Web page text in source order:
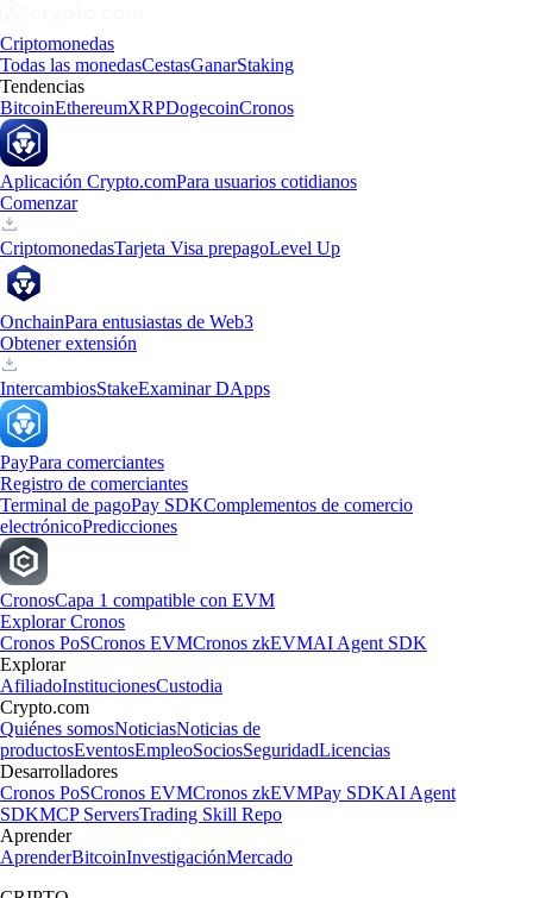
Criptomonedas
Todas las monedasCestasGanarStaking
Tendencias
BitcoinEthereumXRPDogecoinCronos
Aplicación Crypto.comPara usuarios cotidianos
Comenzar
CriptomonedasTarjeta Visa prepagoLevel Up
OnchainPara entusiastas de Web3
Obtener extensión
IntercambiosStakeExaminar DApps
PayPara comerciantes
Registro de comerciantes
Terminal de pagoPay SDKComplementos de comercio
electrónicoPredicciones
CronosCapa 1 compatible con EVM
Explorar Cronos
Cronos PoSCronos EVMCronos zkEVMAI Agent SDK
Explorar
AfiliadoInstitucionesCustodia
Crypto.com
Quiénes somosNoticiasNoticias de
productosEventosEmpleoSociosSeguridadLicencias
Desarrolladores
Cronos PoSCronos EVMCronos zkEVMPay SDKAI Agent
SDKMCP ServersTrading Skill Repo
Aprender
AprenderBitcoinInvestigaciónMercado